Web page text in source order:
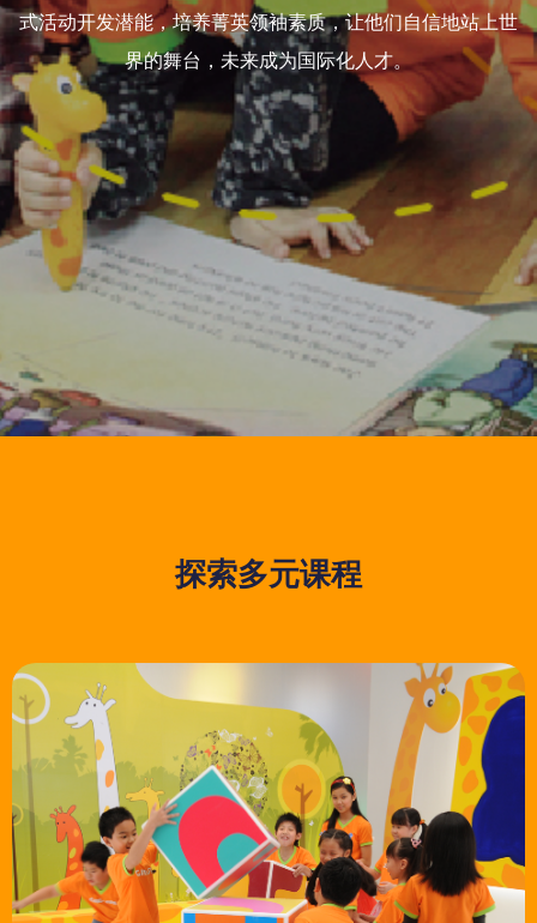
探索多元课程
式活动开发潜能，培养菁英领袖素质，让他们自信地站上世
界的舞台，未来成为国际化人才。